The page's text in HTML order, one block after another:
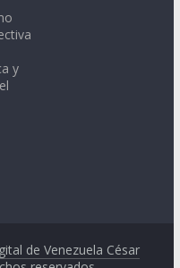
y
de Venezuela César